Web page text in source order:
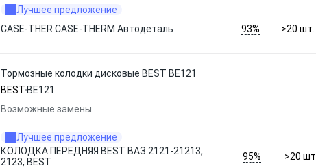
Лучшее предложение
CASE-THER CASE-THERM Автодеталь
93% >20шт.
Тормозные колодки дисковые BEST BE121
BEST BE121
Возможные замены
Лучшее предложение
КОЛОДКА ПЕРЕДНЯЯ BEST ВАЗ 2121-21213,
2123, BEST
95% >20 шт.